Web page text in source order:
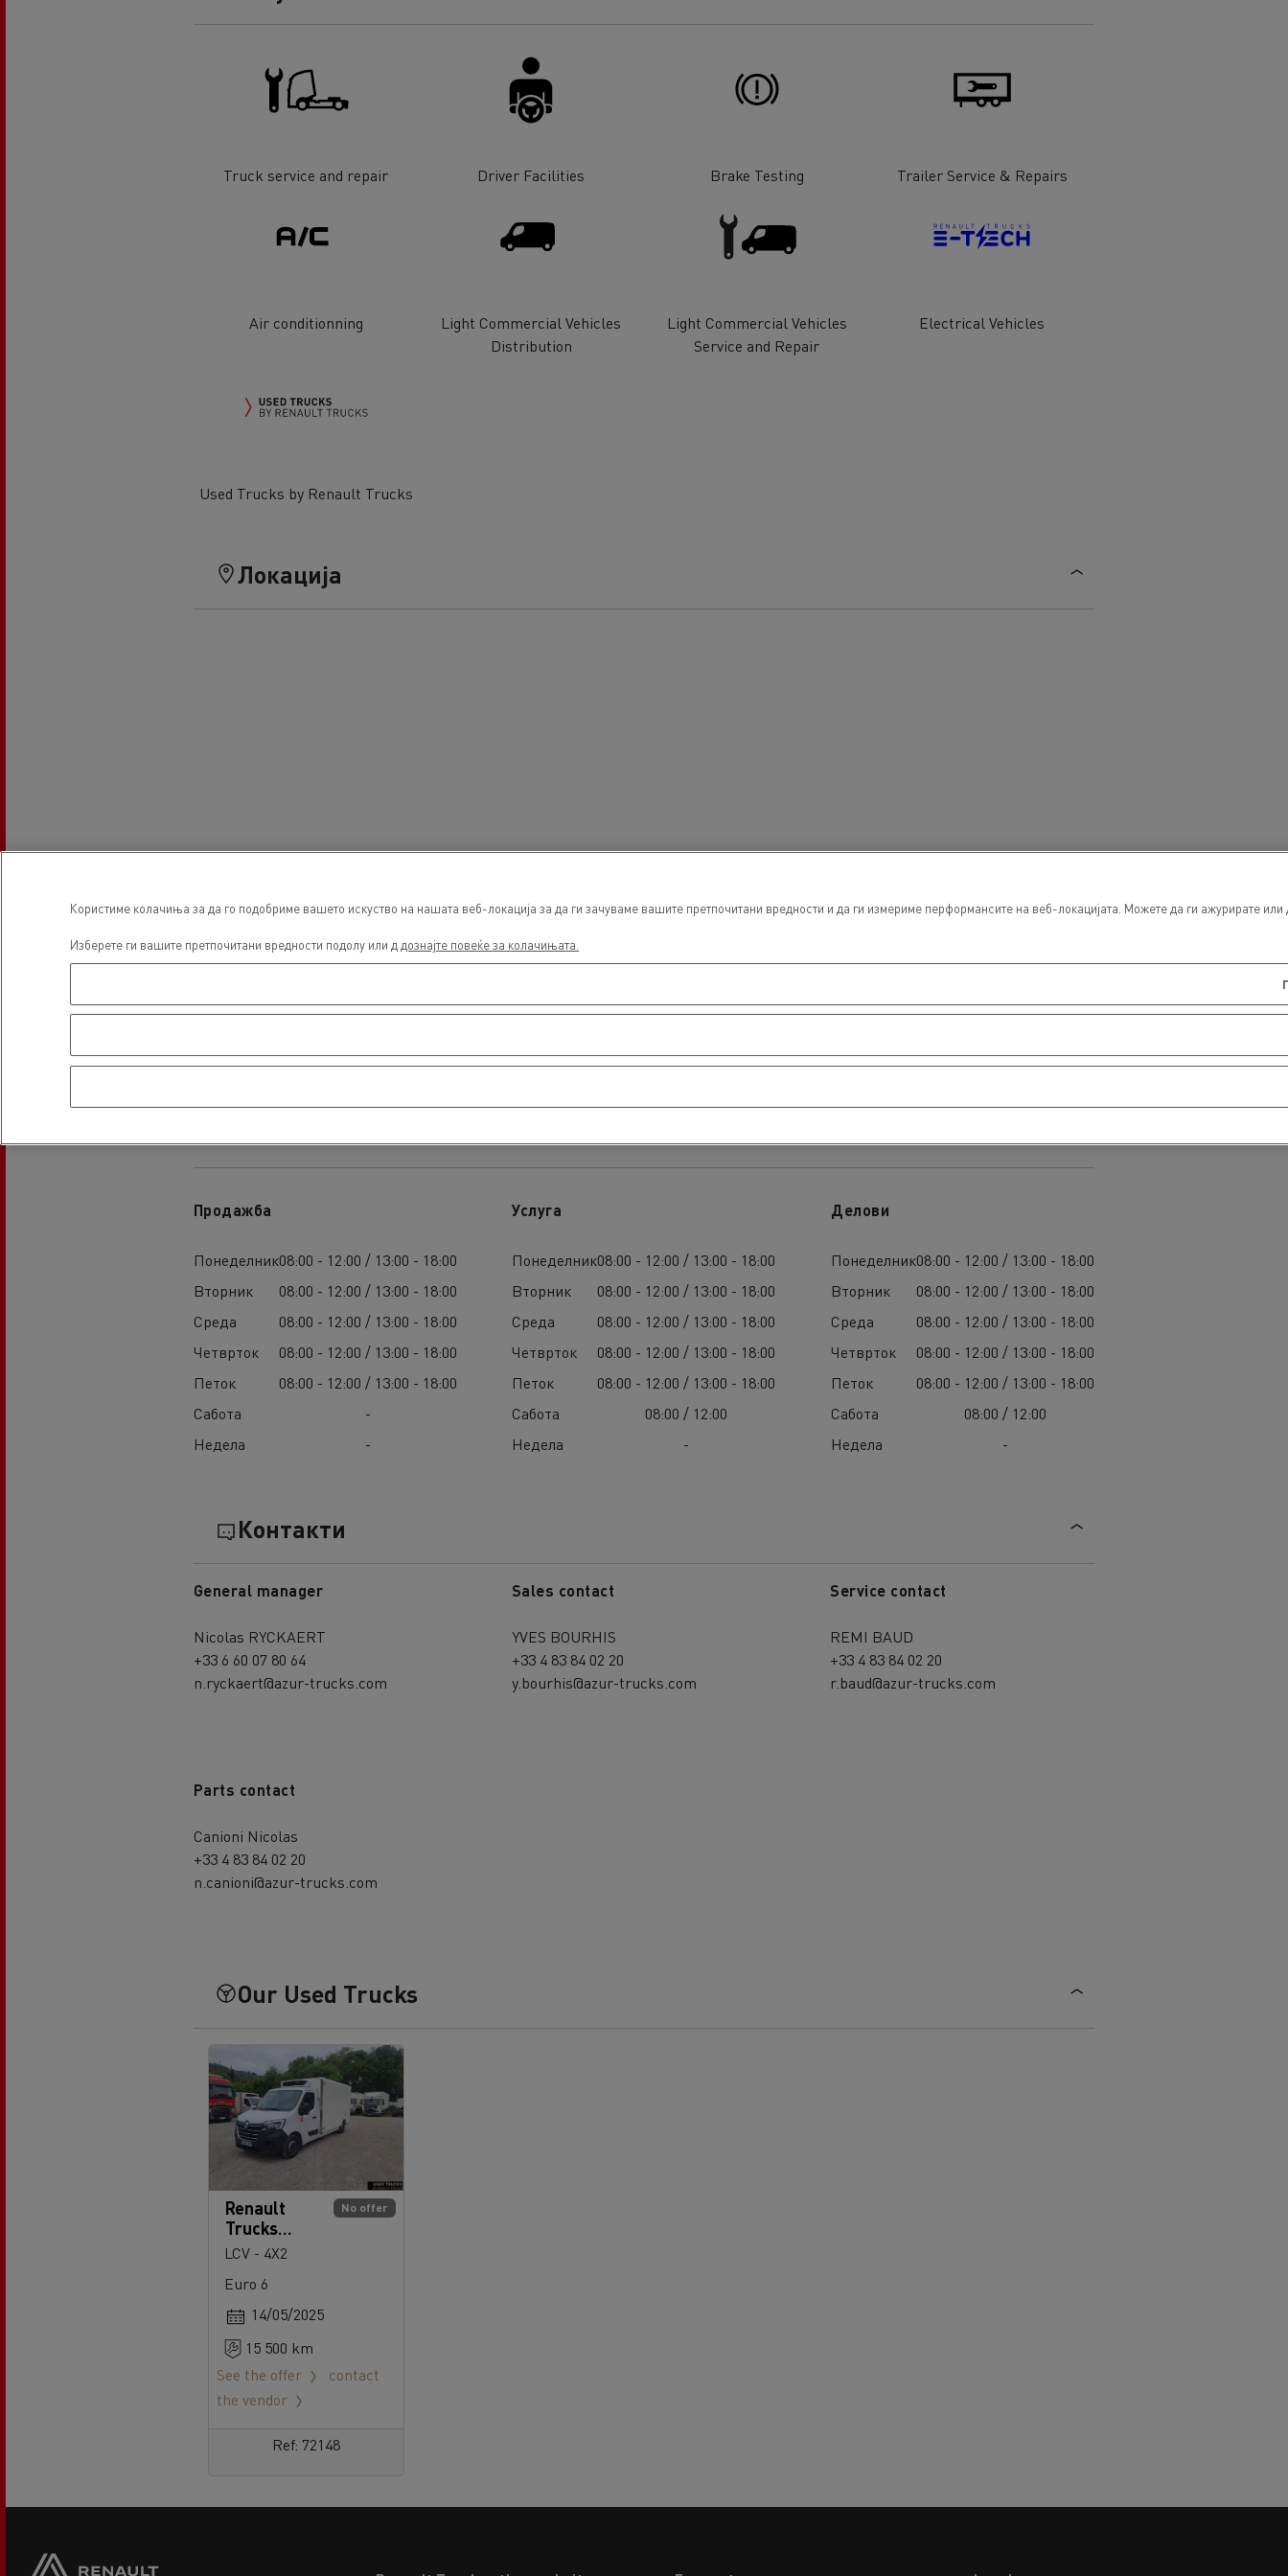
Truck service and repair Driver Facilities Brake Testing Trailer Service & Repairs
Air conditionning
Light Commercial Vehicles
Distribution
Light Commercial Vehicles
Service and Repair
Electrical Vehicles
Used Trucks by Renault Trucks
Локација
Продажба
Понеделник08:00 - 12:00 / 13:00 - 18:00
Вторник
08:00 - 12:00 / 13:00 - 18:00
Среда
08:00 - 12:00 / 13:00 - 18:00
Четврток
08:00 - 12:00 / 13:00 - 18:00
Петок
08:00 - 12:00 / 13:00 - 18:00
Сабота
-
Недела
-
Услуга
Понеделник08:00 - 12:00 / 13:00 - 18:00
Вторник
08:00 - 12:00 / 13:00 - 18:00
Среда
08:00 - 12:00 / 13:00 - 18:00
Четврток
08:00 - 12:00 / 13:00 - 18:00
Петок
08:00 - 12:00 / 13:00 - 18:00
Сабота
08:00 / 12:00
Недела
-
Делови
Понеделник08:00 - 12:00 / 13:00 - 18:00
Вторник
08:00 - 12:00 / 13:00 - 18:00
Среда
08:00 - 12:00 / 13:00 - 18:00
Четврток
08:00 - 12:00 / 13:00 - 18:00
Петок
08:00 - 12:00 / 13:00 - 18:00
Сабота
08:00 / 12:00
Недела
-
Контакти
General manager
Nicolas RYCKAERT
+33 6 60 07 80 64
n.ryckaert@azur-trucks.com
Sales contact
YVES BOURHIS
+33 4 83 84 02 20
y.bourhis@azur-trucks.com
Service contact
REMI BAUD
+33 4 83 84 02 20
r.baud@azur-trucks.com
Parts contact
Canioni Nicolas
+33 4 83 84 02 20
n.canioni@azur-trucks.com
Our Used Trucks
No offer
Renault
Trucks
Master 145
LCV - 4X2
Euro 6
14/05/2025
15 500 km
See the offer
contact
the vendor
Ref: 72148
Користиме колачиња за да го подобриме вашето искуство на нашата веб-локација за да ги зачуваме вашите претпочитани вредности и да ги измериме перформансите на веб-локацијата. Можете да ги ажурирате
Изберете ги вашите претпочитани вредности подолу или д дознајте повеќе за колачињата.